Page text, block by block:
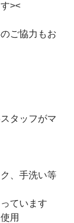
><﻿
ご協力もお
タッフがマ
、手洗い等
ています﻿
用﻿